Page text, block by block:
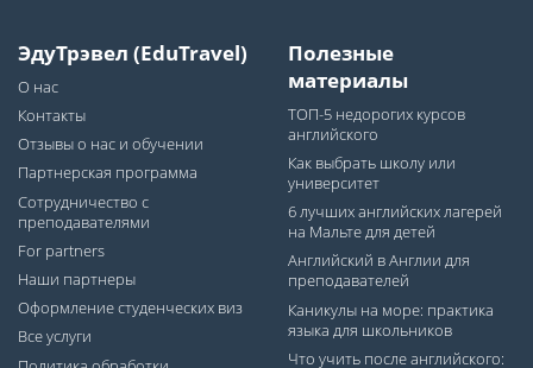
ЭдуТрэвел (EduTravel)
О нас
Контакты
Отзывы о нас и обучении
Партнерская программа
Сотрудничество с
преподавателями
For partners
Наши партнеры
Оформление студенческих виз
Все услуги
Полезные
материалы
ТОП-5 недорогих курсов
английского
Как выбрать школу или
университет
6 лучших английских лагерей
на Мальте для детей
Английский в Англии для
преподавателей
Каникулы на море: практика
языка для школьников
Что учить после английского: